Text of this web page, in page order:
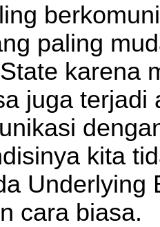
paling
karena
juga
kita
Underlying
cara biasa.